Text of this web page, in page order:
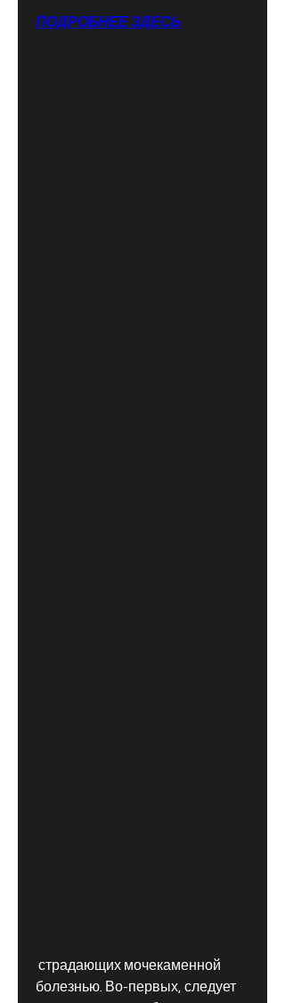
ПОДРОБНЕЕ ЗДЕСЬ
болезнью. Во-первых, следует